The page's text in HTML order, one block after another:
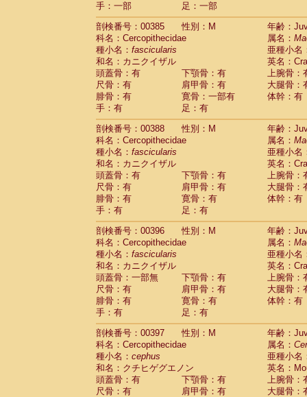
手：一部
足：一部
剖検番号：00385
性別：M
年齢：
科名：Cercopithecidae
属名：
種小名： fascicularis
亜種小名
和名：カニクイザル
英名：
頭蓋骨：有
下顎骨：有
上腕骨：
尺骨：有
肩甲骨：有
大腿骨：
腓骨：有
寛骨：一部有
体幹：有
手：有
足：有
剖検番号：00388
性別：M
年齢：
科名：Cercopithecidae
属名：
種小名： fascicularis
亜種小名
和名：カニクイザル
英名：
頭蓋骨：有
下顎骨：有
上腕骨：
尺骨：有
肩甲骨：有
大腿骨：
腓骨：有
寛骨：有
体幹：有
手：有
足：有
剖検番号：00396
性別：M
年齢：
科名：Cercopithecidae
属名：
種小名： fascicularis
亜種小名
和名：カニクイザル
英名：
頭蓋骨：一部無
下顎骨：有
上腕骨：
尺骨：有
肩甲骨：有
大腿骨：
腓骨：有
寛骨：有
体幹：有
手：有
足：有
剖検番号：00397
性別：M
年齢：
科名：Cercopithecidae
属名：
種小名： cephus
亜種小名
和名：クチヒゲグエノン
英名：
頭蓋骨：有
下顎骨：有
上腕骨：
尺骨：有
肩甲骨：有
大腿骨：